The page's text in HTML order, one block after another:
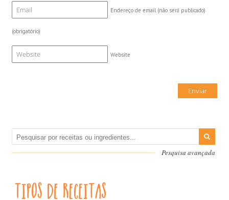
Endereço de email (não será publicado)
(obrigatório)
Website
Pesquisa avançada